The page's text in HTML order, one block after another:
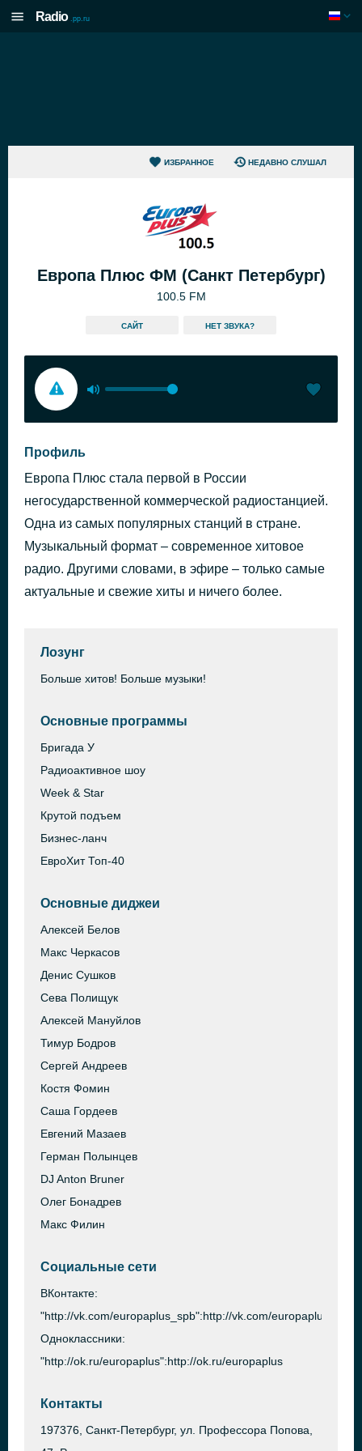
Radio .pp.ru
ИЗБРАННОЕ НЕДАВНО СЛУШАЛ
Европа Плюс ФМ (Санкт Петербург)
100.5 FM
САЙТ HЕТ ЗВУКА?
Профиль
Европа Плюс стала первой в России
негосударственной коммерческой радиостанцией.
Одна из самых популярных станций в стране.
Музыкальный формат – современное хитовое
радио. Другими словами, в эфире – только самые
актуальные и свежие хиты и ничего более.
Лозунг
Больше хитов! Больше музыки!
Основные программы
Бригада У
Радиоактивное шоу
Week & Star
Крутой подъем
Бизнес-ланч
ЕвроХит Топ-40
Основные диджеи
Алексей Белов
Макс Черкасов
Денис Сушков
Сева Полищук
Алексей Мануйлов
Тимур Бодров
Сергей Андреев
Костя Фомин
Саша Гордеев
Евгений Мазаев
Герман Полынцев
DJ Anton Bruner
Олег Бонадрев
Макс Филин
Социальные сети
ВКонтакте:
"http://vk.com/europaplus_spb":http://vk.com/europaplus_spb
Одноклассники:
"http://ok.ru/europaplus":http://ok.ru/europaplus
Контакты
197376, Санкт-Петербург, ул. Профессора Попова,